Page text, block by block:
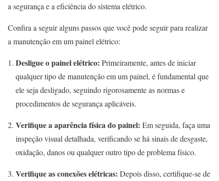
a segurança e a eficiência do sistema elétrico.
Confira a seguir alguns passos que você pode seguir para realizar
a manutenção em um painel elétrico:
Desligue o painel elétrico: Primeiramente, antes de iniciar
qualquer tipo de manutenção em um painel, é fundamental que
ele seja desligado, seguindo rigorosamente as normas e
procedimentos de segurança aplicáveis.
Verifique a aparência física do painel: Em seguida, faça uma
inspeção visual detalhada, verificando se há sinais de desgaste,
oxidação, danos ou qualquer outro tipo de problema físico.
Verifique as conexões elétricas: Depois disso, certifique-se de